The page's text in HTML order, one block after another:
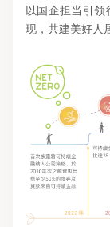
以国企担当引领
现，共建美好人